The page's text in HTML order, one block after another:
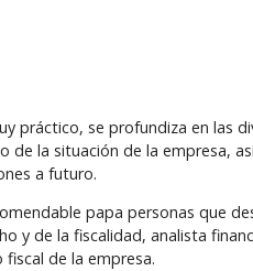
práctico, se profundiza en las
de la situación de la empresa,
a futuro.
papa personas que
y de la fiscalidad, analista
de la empresa.